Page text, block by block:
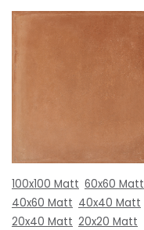
100x100 Matt 60x60 Matt
40x60 Matt 40x40 Matt
20x40 Matt 20x20 Matt